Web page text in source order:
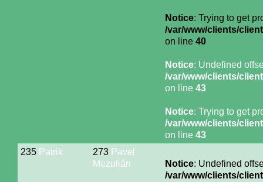
Notice: Trying to get
/var/www/clients/
on line 40
Notice: Undefined
/var/www/clients/
on line 43
Notice: Trying to get
/var/www/clients/
on line 43
235 Patrik 273 Pavel
Mezulián
Notice: Undefined
/var/www/clients/